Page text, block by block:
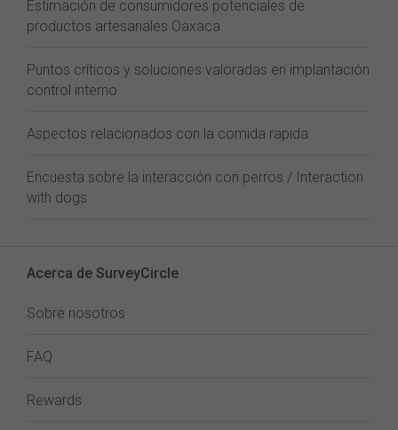
Estimación de consumidores potenciales de
productos artesanales Oaxaca
Puntos críticos y soluciones valoradas en implantación
control interno
Aspectos relacionados con la comida rapida
Encuesta sobre la interacción con perros / Interaction
with dogs
Acerca de SurveyCircle
Sobre nosotros
FAQ
Rewards